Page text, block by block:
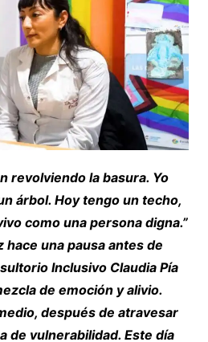
revolviendo la basura. Yo
árbol. Hoy tengo un techo,
como una persona digna.”
hace una pausa antes de
Inclusivo Claudia Pía
de emoción y alivio.
después de atravesar
de vulnerabilidad. Este día